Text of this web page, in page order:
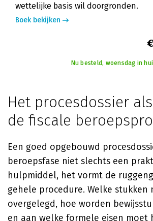
wettelijke basis wil doorgronden.
Boek bekijken
Nu besteld, woensdag in
Het procesdossier
de fiscale
Een goed opgebouwd
beroepsfase niet slechts een
hulpmiddel, het vormt de
gehele procedure. Welke stukken
overgelegd, hoe worden
en aan welke formele eisen moet